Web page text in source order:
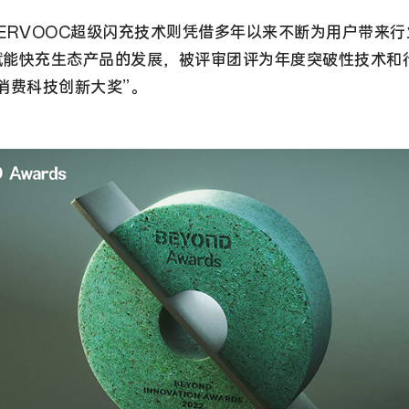
超级闪充技术则凭借多年以来不断为用户带来
快充生态产品的发展，被评审团评为年度突破性技术和
费科技创新大奖”。